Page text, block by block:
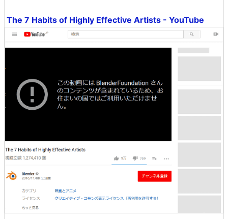
The 7 Habits of Highly Effective Artists - YouTube